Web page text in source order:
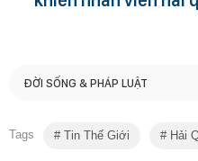
ĐỜI SỐNG & PHÁP LUẬT
Tags Tin Thế Giới Hải